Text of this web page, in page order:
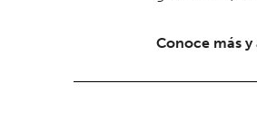
Conoce más